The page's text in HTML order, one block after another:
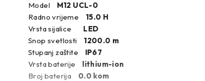
Model
M12 UCL-0
Radno vrijeme 15.0 H
Vrsta sijalice
LED
Snop svetlosti 1200.0 m
Stupanj zaštite IP67
Vrsta baterije
lithium-ion
Broj baterija 0.0 kom